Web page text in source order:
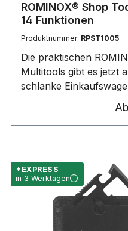
ROMINOX® Shop
14 Funktionen
Produktnummer: RPST1005
Die praktischen
Multitools gibt es jetzt
schlanke
den Schlüsselbund!
und doch vielseitig
neuen Shop Tools im
Robuster
Standard-
kundenindividuelle
100 Stück möglich
(Werkzeugstahl). Shop
Ab
EXPRESS
in 3 Werktagen